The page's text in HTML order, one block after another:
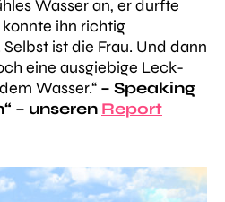
Wasser an, er durfte
ihn richtig
ist die Frau. Und dann
eine ausgiebige Leck-
Wasser.“ – Speaking
– unseren Report